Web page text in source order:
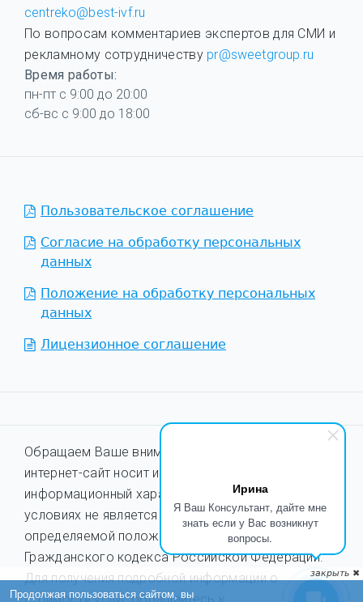
Ирина
Я Ваш Консультант, дайте мне
знать если у Вас возникнут
вопросы.
centreko@best-ivf.ru
По вопросам комментариев экспертов для СМИ и
рекламному сотрудничеству pr@sweetgroup.ru
Время работы:
пн-пт с 9:00 до 20:00
сб-вс с 9:00 до 18:00
Пользовательское соглашение
Согласие на обработку персональных
данных
Положение на обработку персональных
данных
Лицензионное соглашение
Обращаем Ваше внимание на то, что данный
интернет-сайт носит исключительно
информационный характер и ни при каких
условиях не является публичной офертой,
определяемой положениями ст. 437
Гражданского кодекса Российской Федерации.
Для получения подробной информации о
стоимости услуг обращайтесь к